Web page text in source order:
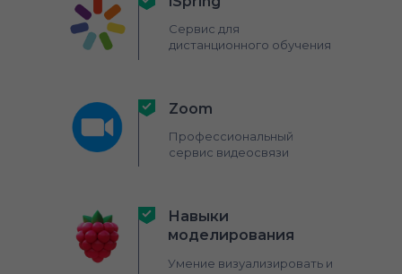
Навыки
моделирования
Умение визуализировать и
Zoom
Профессиональный
сервис видеосвязи
Сервис для
дистанционного обучения